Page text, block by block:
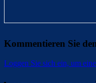
Kommentieren Sie
Loggen Sie sich ein, um